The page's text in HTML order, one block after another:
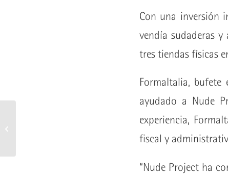
Con una inversión
vendía sudaderas
tres tiendas físicas
FormaItalia, bufete
ayudado a Nude
experiencia,
fiscal y
“Nude Project ha